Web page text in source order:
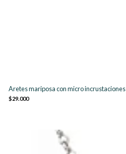
Aretes mariposa con micro incrustaciones
$29.000